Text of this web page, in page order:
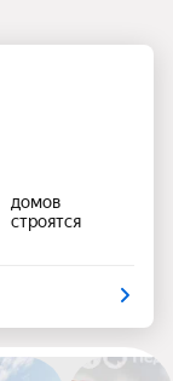
домов
строятся